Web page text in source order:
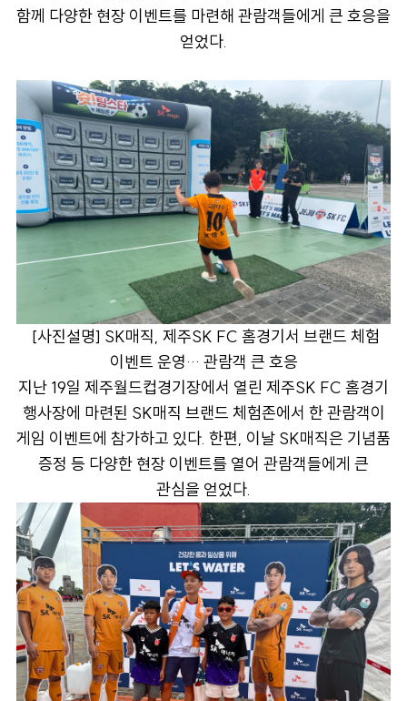
함께 다양한 현장 이벤트를 마련해 관람객들에게 큰 호응을
얻었다.
[사진설명] SK매직, 제주SK FC 홈경기서 브랜드 체험
이벤트 운영… 관람객 큰 호응
지난 19일 제주월드컵경기장에서 열린 제주SK FC 홈경기
행사장에 마련된 SK매직 브랜드 체험존에서 한 관람객이
게임 이벤트에 참가하고 있다. 한편, 이날 SK매직은 기념품
증정 등 다양한 현장 이벤트를 열어 관람객들에게 큰
관심을 얻었다.